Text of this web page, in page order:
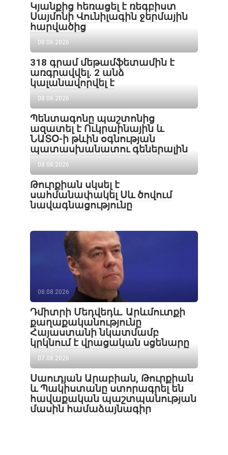
Կյանքից հեռացել է ռեգբիստ
Սայմոնի Վունիլագին ջերմային
հարվածից
08.08.2026
318 գրամ մեթամֆետամին է
առգրավվել․ 2 անձ
կալանավորվել է
08.08.2026
Պենտագոնը պաշտոնից
ազատել է Ուկրաինային և
ՆԱՏՕ-ի թևին օգնության
պատասխանատու գեներալին
08.08.2026
Թուրքիան սկսել է
սահմանափակել Սև ծովում
նավագնացությունը
08.08.2026
Դմիտրի Մեդվեդև. Արևմուտքի
քաղաքականությունը
Հայաստանի նկատմամբ
կրկնում է վրացական սցենարը
07.08.2026
Սաուդյան Արաբիան, Թուրքիան
և Պակիստանը ստորագրել են
հավաքական պաշտպանության
մասին համաձայնագիր